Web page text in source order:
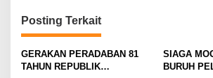
i
p
o
Posting Terkait
GERAKAN PERADABAN 81
TAHUN REPUBLIK
SIAGA
BURUH